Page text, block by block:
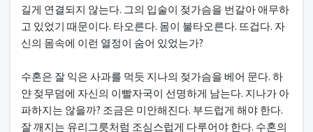
길게 연결되지 않는다. 그의 입술이 젖가슴을 번갈아 애무하
고 있었기 때문이다. 타오른다. 몸이 불타오른다. 뜨겁다. 자
신의 몸속에 이런 열정이 숨어 있었는가?
수혼은 잘 익은 사과를 먹듯 지나의 젖가슴을 베어 문다. 하
얀 젖무덤에 자신의 이빨자국이 선명하게 남는다. 지나가 아
파하지는 않을까? 조금은 미안해진다. 부드럽게 해야 한다.
잘 깨지는 유리그릇처럼 조심스럽게 다루어야 한다. 수혼의